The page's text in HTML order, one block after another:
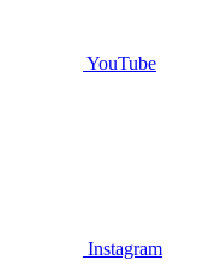
YouTube
Instagram